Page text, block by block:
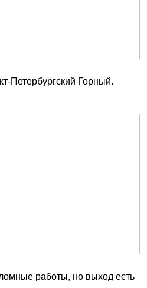
Петербургский Горный.
работы, но выход есть